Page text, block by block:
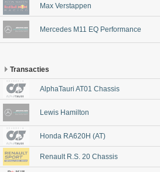
Max Verstappen
Mercedes M11 EQ Performance
Transacties
AlphaTauri AT01 Chassis
Lewis Hamilton
Honda RA620H (AT)
Renault R.S. 20 Chassis